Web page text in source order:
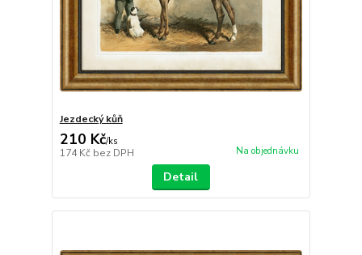
Jezdecký kůň
210 Kč/ks
174 Kč bez DPH Na objednávku
Detail